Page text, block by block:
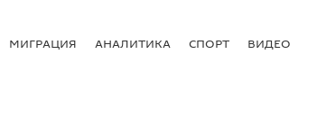
МИГРАЦИЯ АНАЛИТИКА СПОРТ ВИДЕО